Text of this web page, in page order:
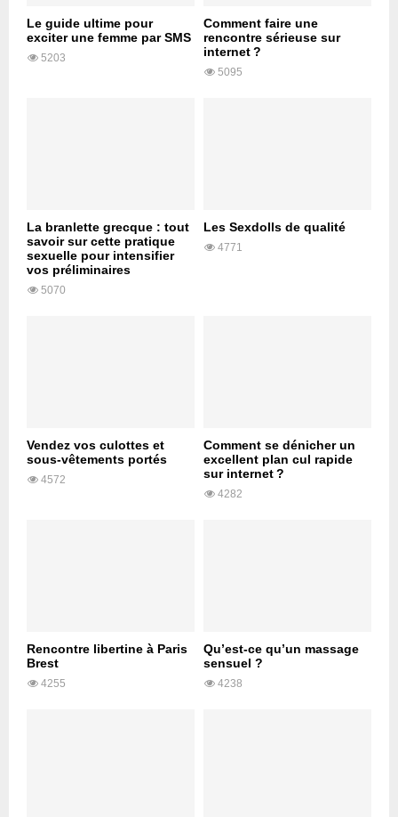
Le guide ultime pour
exciter une femme par SMS
5203
Comment faire une
rencontre sérieuse sur
internet ?
5095
La branlette grecque : tout
savoir sur cette pratique
sexuelle pour intensifier
vos préliminaires
5070
Les Sexdolls de qualité
4771
Vendez vos culottes et
sous-vêtements portés
4572
Comment se dénicher un
excellent plan cul rapide
sur internet ?
4282
Rencontre libertine à Paris
Brest
4255
Qu’est-ce qu’un massage
sensuel ?
4238